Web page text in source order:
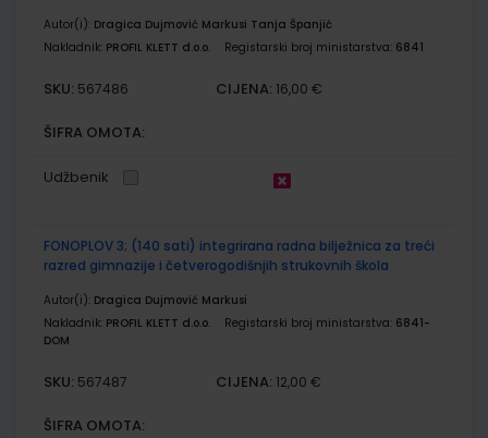
Autor(i): Dragica Dujmović Markusi Tanja Španjić
Nakladnik: PROFIL KLETT d.o.o. Registarski broj ministarstva: 6841
SKU: 567486 CIJENA: 16,00 €
ŠIFRA OMOTA:
Udžbenik
FONOPLOV 3; (140 sati) integrirana radna bilježnica za treći
razred gimnazije i četverogodišnjih strukovnih škola
Autor(i): Dragica Dujmović Markusi
Nakladnik: PROFIL KLETT d.o.o. Registarski broj ministarstva: 6841-
DOM
SKU: 567487 CIJENA: 12,00 €
ŠIFRA OMOTA: